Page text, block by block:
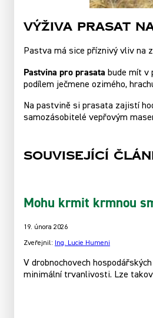
Výživa prasat
Pastva má sice příznivý vliv na
Pastvina pro prasata bude mít v
podílem ječmene ozimého,
Na pastvině si prasata zajistí
samozásobitelé vepřovým
Související
Mohu krmit krmnou
19. února 2026
Zveřejnil: Ing. Lucie Humeni
V drobnochovech
minimální trvanlivosti. Lze